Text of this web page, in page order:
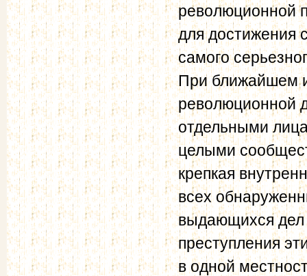
революционной
для достижения
самого
При ближайшем
революционной
отдельными
целыми
крепкая
всех
выдающихся дел
преступления
в одной